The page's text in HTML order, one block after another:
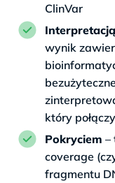
ClinVar
Interpretacją
wynik
który
Pokryciem –
coverage
fragmentu